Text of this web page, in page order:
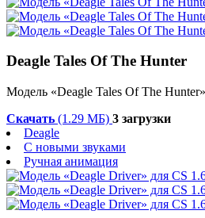
Deagle Tales Of The Hunter
Модель «Deagle Tales Of The
Скачать (1.29 МБ) 3 загрузки
Deagle
С новыми звуками
Ручная анимация